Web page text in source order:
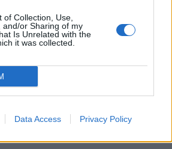
of Collection, Use,
and/or Sharing of my
Is Unrelated with the
it was collected.
Data Access Privacy Policy
Machado